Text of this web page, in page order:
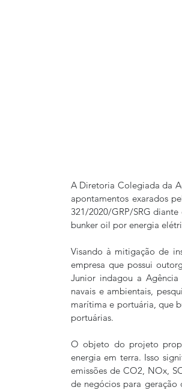
A Diretoria Colegiada da
apontamentos exarados
321/2020/GRP/SRG
bunker oil por energia
Visando à mitigação de
empresa que possui
Junior indagou a Agência
navais e ambientais,
marítima e portuária, que
portuárias.
O objeto do projeto
energia em terra. Isso
emissões de CO2, NOx,
de negócios para